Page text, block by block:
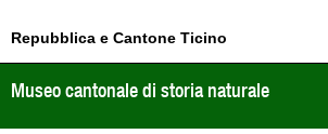
Repubblica e Cantone Ticino
Museo cantonale di storia naturale